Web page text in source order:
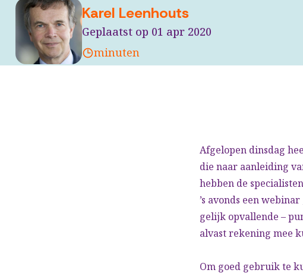
Karel Leenhouts
Geplaatst op 01 apr 2020
minuten
Afgelopen dinsdag
die naar aanleiding
hebben de
’s avonds een
gelijk opvallende –
alvast rekening mee
Om goed gebruik te